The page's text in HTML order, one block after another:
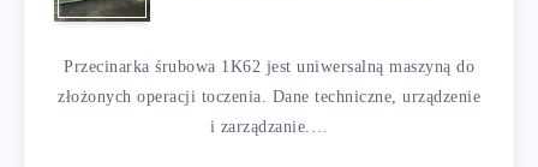
Przecinarka śrubowa 1K62 jest uniwersalną maszyną do
złożonych operacji toczenia. Dane techniczne, urządzenie
i zarządzanie.…